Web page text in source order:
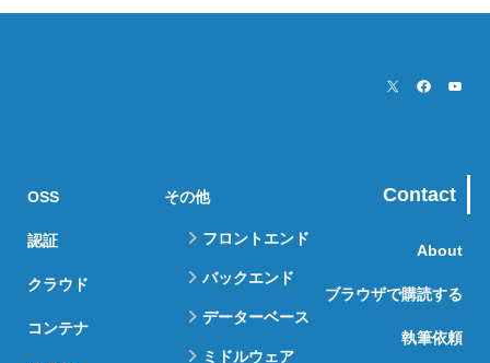
OSS
認証
クラウド
コンテナ
その他
フロントエンド
バックエンド
データーベース
ミドルウェア
Contact
About
ブラウザで購読する
執筆依頼